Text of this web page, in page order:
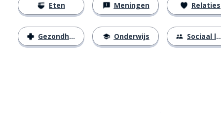
Eten
Gezondheid
Meningen
Onderwijs
Relaties
Sociaal leven